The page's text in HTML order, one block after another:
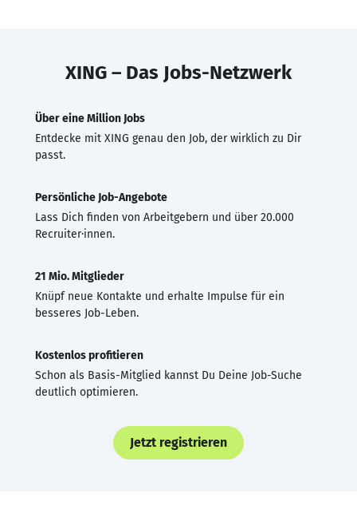
XING – Das Jobs-Netzwerk
Über eine Million Jobs
Entdecke mit XING genau den Job, der wirklich zu Dir
passt.
Persönliche Job-Angebote
Lass Dich finden von Arbeitgebern und über 20.000
Recruiter·innen.
21 Mio. Mitglieder
Knüpf neue Kontakte und erhalte Impulse für ein
besseres Job-Leben.
Kostenlos profitieren
Schon als Basis-Mitglied kannst Du Deine Job-Suche
deutlich optimieren.
Jetzt registrieren